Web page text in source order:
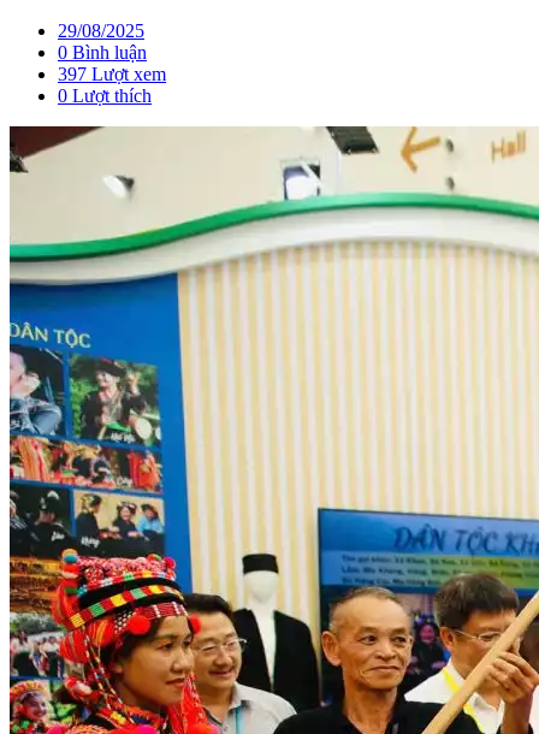
29/08/2025
0 Bình luận
397 Lượt xem
0 Lượt thích